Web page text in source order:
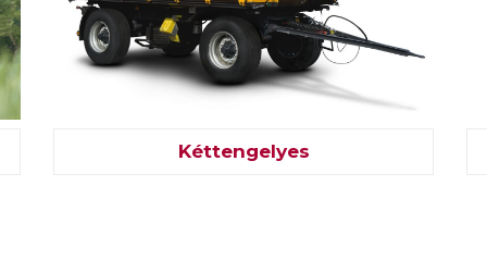
Kéttengelyes